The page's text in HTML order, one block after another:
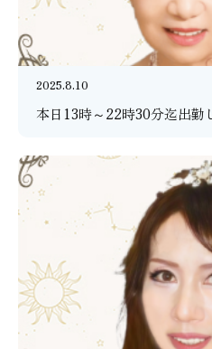
2025.8.10
本日13時～22時30分迄出勤